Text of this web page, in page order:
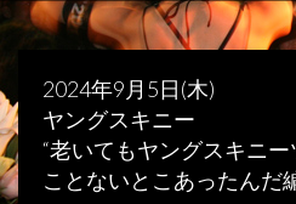
2024年9月5日(木)
ヤングスキニー
“老いてもヤングスキニー
ことないとこあったんだ